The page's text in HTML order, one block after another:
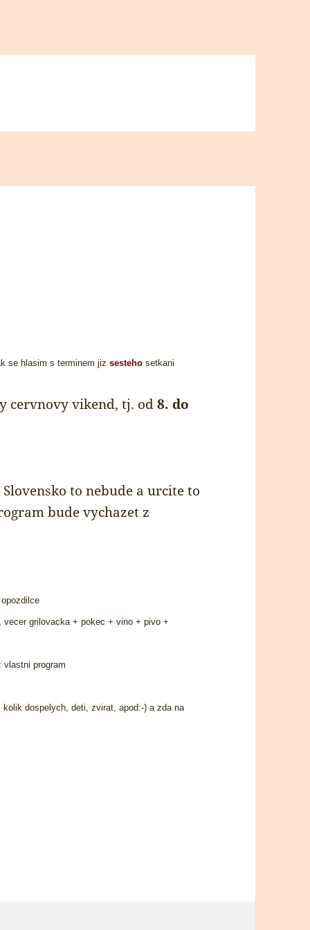
se hlasim s terminem jiz sesteho setkani
cervnovy vikend, tj. od8. do
to nebude a urcite to
bude vychazet z
grilovacka + pokec + vino + pivo +
program
dospelych, deti, zvirat, apod:-) a zda na